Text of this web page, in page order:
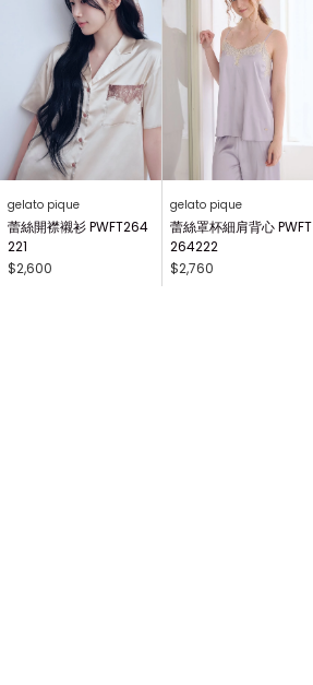
gelato pique
蕾絲開襟襯衫 PWFT264
221
$2,600
gelato pique
蕾絲罩杯細肩背心 PWFT
264222
$2,760